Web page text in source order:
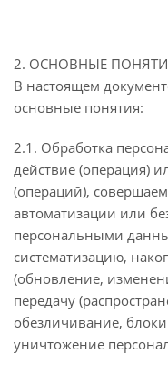
2. ОСНОВНЫЕ
В настоящем
основные понятия:
2.1. Обработка
действие (операция)
(операций),
автоматизации или
персональными
систематизацию,
(обновление,
передачу
обезличивание,
уничтожение